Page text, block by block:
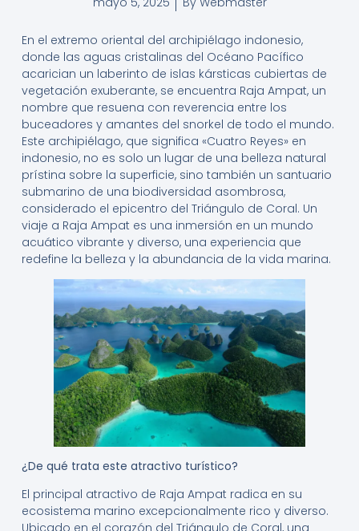
En el extremo oriental del archipiélago indonesio,
donde las aguas cristalinas del Océano Pacífico
acarician un laberinto de islas kársticas cubiertas de
vegetación exuberante, se encuentra Raja Ampat, un
nombre que resuena con reverencia entre los
buceadores y amantes del snorkel de todo el mundo.
Este archipiélago, que significa «Cuatro Reyes» en
indonesio, no es solo un lugar de una belleza natural
prístina sobre la superficie, sino también un santuario
submarino de una biodiversidad asombrosa,
considerado el epicentro del Triángulo de Coral. Un
viaje a Raja Ampat es una inmersión en un mundo
acuático vibrante y diverso, una experiencia que
redefine la belleza y la abundancia de la vida marina.
¿De qué trata este atractivo turístico?
El principal atractivo de Raja Ampat radica en su
ecosistema marino excepcionalmente rico y diverso.
Ubicado en el corazón del Triángulo de Coral, una